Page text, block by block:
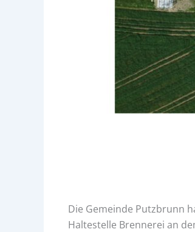
Die Gemeinde Putzbrunn
Haltestelle Brennerei an